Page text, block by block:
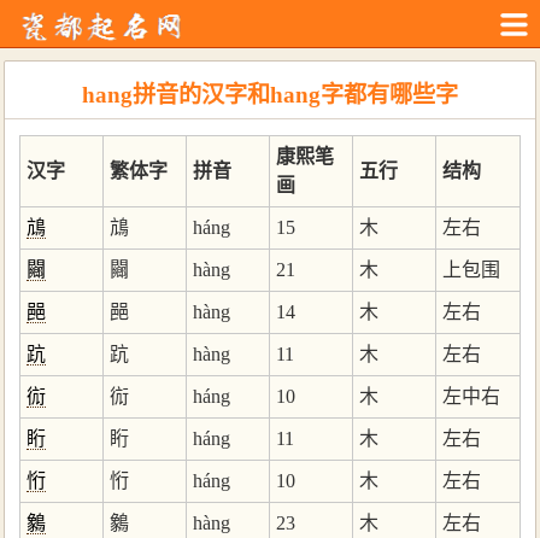
hang拼音的汉字和hang字都有哪些字
汉字 繁体字 拼音
康熙笔
画
五行 结构
䲳 䲳 háng 15 木 左右
䦳 䦳 hàng 21 木 上包围
䣈 䣈 hàng 14 木 左右
䟘 䟘 hàng 11 木 左右
䘕 䘕 háng 10 木 左中右
䀪 䀪 háng 11 木 左右
㤚 㤚 háng 10 木 左右
䴂 䴂 hàng 23 木 左右